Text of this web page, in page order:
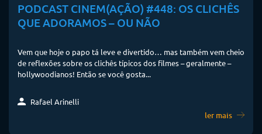
PODCAST CINEM(AÇÃO) #448: OS CLICHÊS
QUE ADORAMOS – OU NÃO
Vem que hoje o papo tá leve e divertido… mas também vem cheio
de reflexões sobre os clichês típicos dos filmes – geralmente –
hollywoodianos! Então se você gosta...
Rafael Arinelli
ler mais